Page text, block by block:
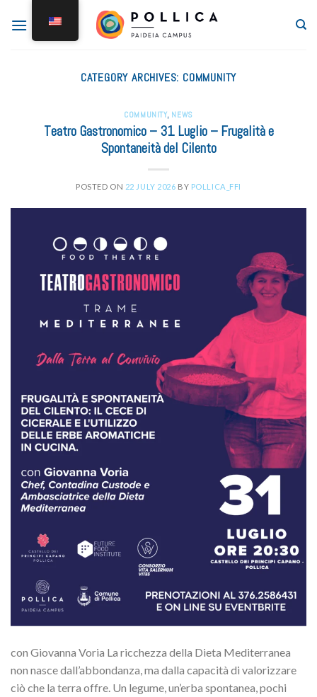
CATEGORY ARCHIVES: COMMUNITY
COMMUNITY, NEWS
Teatro Gastronomico – 31 Luglio – Frugalità e
Spontaneità del Cilento
POSTED ON 22 JULY 2026 BY POLLICA_FFI
con Giovanna Voria La ricchezza della Dieta Mediterranea
non nasce dall’abbondanza, ma dalla capacità di valorizzare
ciò che la terra offre. Un legume, un’erba spontanea, pochi